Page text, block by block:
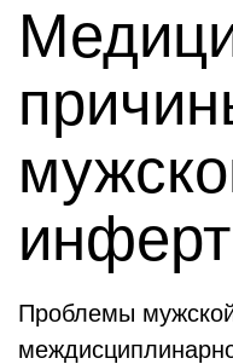
Проблемы